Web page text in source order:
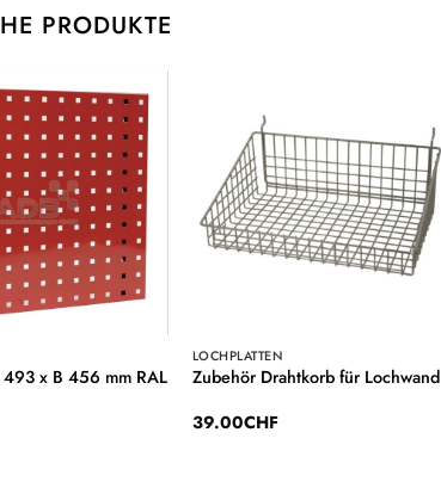
PRODUKTE
Auf die
Wunschliste
x B 456 mm RAL
Wunschliste
LOCHPLATTEN
Zubehör Drahtkorb für Lochwand
39.00CHF